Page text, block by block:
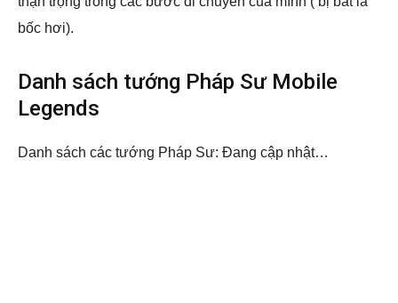
bốc hơi).
Danh sách tướng Pháp Sư Mobile
Legends
Danh sách các tướng Pháp Sư: Đang cập nhật…